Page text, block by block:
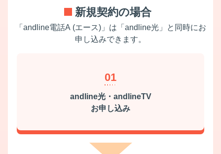
新規契約の場合
「andline電話A (エース)」は「andline光」と同時にお
申し込みできます。
01
andline光・andlineTV
お申し込み